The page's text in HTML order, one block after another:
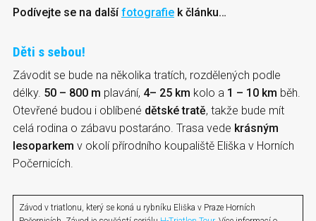
Podívejte se na dalšífotografie k článku…
Děti s sebou!
Závodit se bude na několika tratích, rozdělených podle
délky. 50 – 800 m plavání, 4– 25 km kolo a 1 – 10 km běh.
Otevřené budou i oblíbené dětské tratě, takže bude mít
celá rodina o zábavu postaráno. Trasa vede krásným
lesoparkem v okolí přírodního koupaliště Eliška v Horních
Počernicích.
Závod v triatlonu, který se koná u rybníku Eliška v Praze Horních